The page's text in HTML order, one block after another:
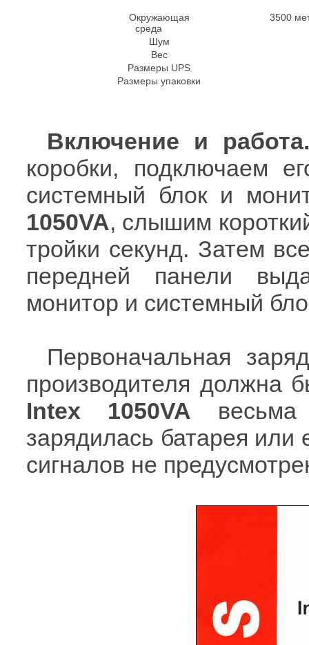
Окружающая
среда
3500
Шум
Вес
Размеры UPS
Размеры упаковки
Включение и
коробки, подключаем
системный блок и
1050VA, слышим
тройки секунд. Затем
передней панели
монитор и системный
Первоначальная
производителя должна
Intex 1050VA
зарядилась батарея
сигналов не